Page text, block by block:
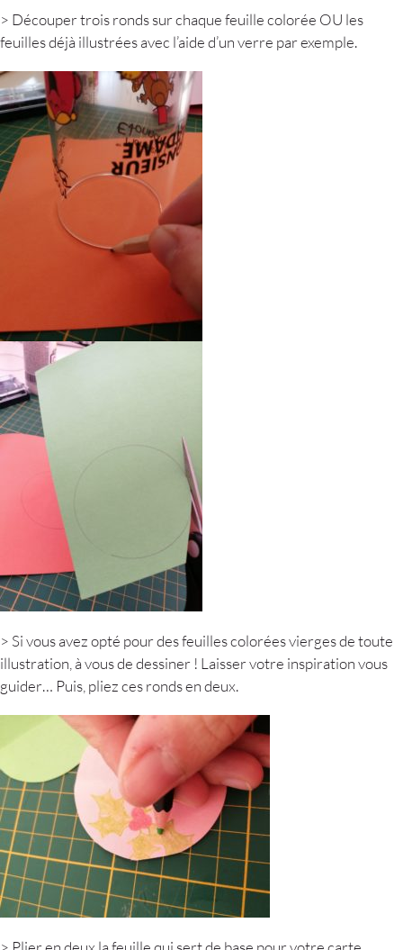
> Découper trois ronds sur chaque feuille colorée OU les
feuilles déjà illustrées avec l’aide d’un verre par exemple.
> Si vous avez opté pour des feuilles colorées vierges de toute
illustration, à vous de dessiner ! Laisser votre inspiration vous
guider… Puis, pliez ces ronds en deux.